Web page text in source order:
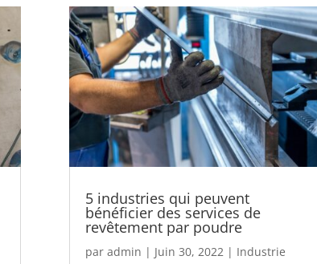
5 industries qui peuvent
bénéficier des services de
revêtement par poudre
par admin | Juin 30, 2022 | Industrie